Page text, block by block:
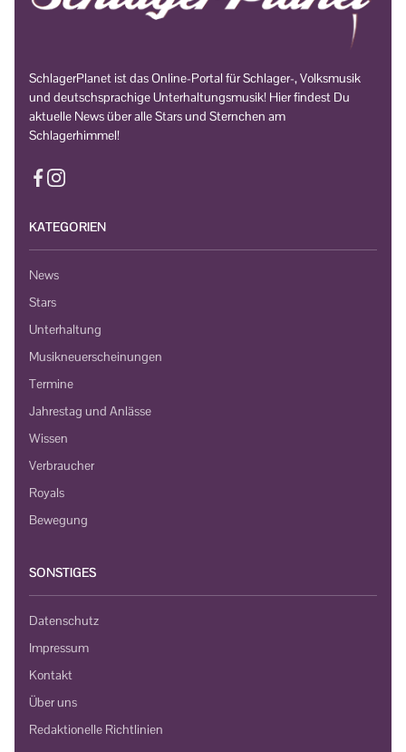
SchlagerPlanet ist das Online-Portal für Schlager-, Volksmusik
und deutschsprachige Unterhaltungsmusik! Hier findest Du
aktuelle News über alle Stars und Sternchen am
Schlagerhimmel!
KATEGORIEN
News
Stars
Unterhaltung
Musikneuerscheinungen
Termine
Jahrestag und Anlässe
Wissen
Verbraucher
Royals
Bewegung
SONSTIGES
Datenschutz
Impressum
Kontakt
Über uns
Redaktionelle Richtlinien